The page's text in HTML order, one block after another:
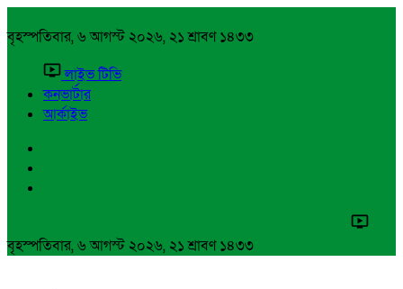
বৃহস্পতিবার, ৬ আগস্ট ২০২৬, ২১ শ্রাবণ ১৪৩৩
লাইভ টিভি
কনভার্টার
আর্কাইভ
বৃহস্পতিবার, ৬ আগস্ট ২০২৬, ২১ শ্রাবণ ১৪৩৩